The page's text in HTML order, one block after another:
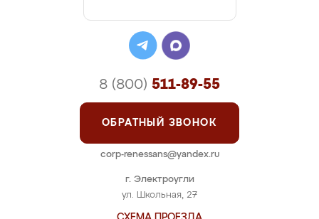
г. Электроугли
ул. Школьная, 27
8 (800) 511-89-55
ОБРАТНЫЙ ЗВОНОК
corp-renessans@yandex.ru